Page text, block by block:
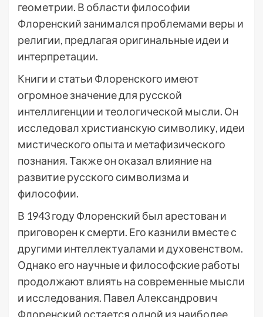
геометрии. В области философии
Флоренский занимался проблемами веры и
религии, предлагая оригинальные идеи и
интерпретации.
Книги и статьи Флоренского имеют
огромное значение для русской
интеллигенции и теологической мысли. Он
исследовал христианскую символику, идеи
мистического опыта и метафизического
познания. Также он оказал влияние на
развитие русского символизма и
философии.
В 1943 году Флоренский был арестован и
приговорен к смерти. Его казнили вместе с
другими интеллектуалами и духовенством.
Однако его научные и философские работы
продолжают влиять на современные мысли
и исследования. Павел Александрович
Флоренский остается одной из наиболее